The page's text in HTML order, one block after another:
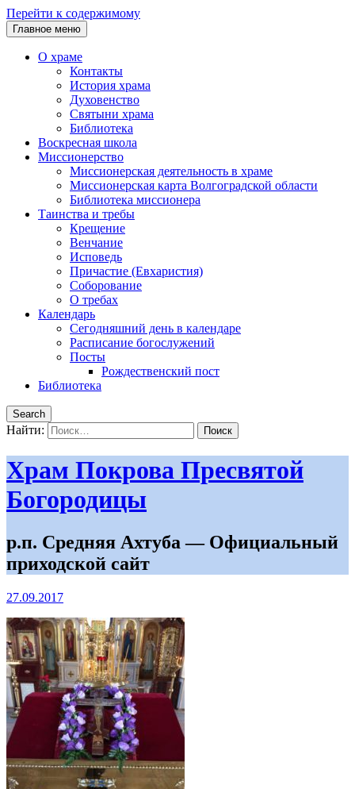
Перейти к содержимому
Главное меню
О храме
Контакты
История храма
Духовенство
Святыни храма
Библиотека
Воскресная школа
Миссионерство
Миссионерская деятельность в храме
Миссионерская карта Волгоградской области
Библиотека миссионера
Таинства и требы
Крещение
Венчание
Исповедь
Причастие (Евхаристия)
Соборование
О требах
Календарь
Сегодняшний день в календаре
Расписание богослужений
Посты
Рождественский пост
Библиотека
Search
Найти:
Храм Покрова Пресвятой
Богородицы
р.п. Средняя Ахтуба — Официальный
приходской сайт
27.09.2017